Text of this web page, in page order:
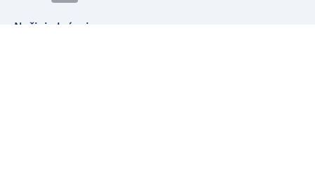
Načini plaćanja